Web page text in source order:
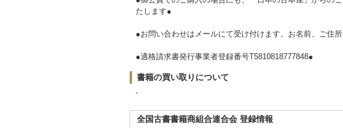
たします●
●お問い合わせはメールにて受け付けます。お名前、ご住
●適格請求書発行事業者登録番号T5810818777848●
書籍の買い取りについて
-
全国古書書籍商組合連合会 登録情報